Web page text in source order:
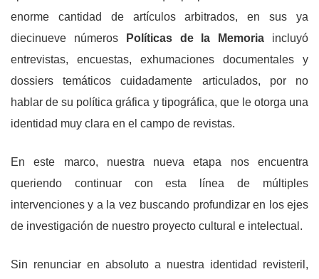
enorme cantidad de artículos arbitrados, en sus ya
diecinueve números
Políticas de la Memoria incluyó
entrevistas, encuestas, exhumaciones documentales y
dossiers temáticos cuidadamente articulados, por no
hablar de su política gráfica y tipográfica, que le otorga una
identidad muy clara en el campo de revistas.
En este marco, nuestra nueva etapa nos encuentra
queriendo continuar con esta línea de múltiples
intervenciones y a la vez buscando profundizar en los ejes
de investigación de nuestro proyecto cultural e intelectual.
Sin renunciar en absoluto a nuestra identidad revisteril,